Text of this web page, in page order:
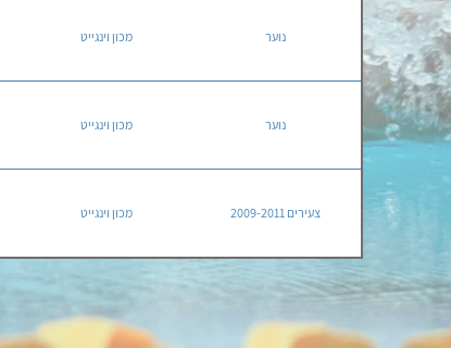
נוער מכון וינגייט
נוער מכון וינגייט
צעירים 2009-2011 מכון וינגייט